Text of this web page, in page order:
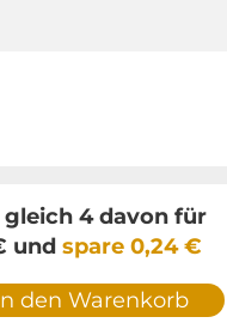
gleich 4 davon für
und spare 0,24 €
den Warenkorb